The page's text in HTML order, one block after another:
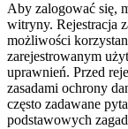
Aby zalogować się,
witryny. Rejestracja
możliwości
zarejestrowanym
uprawnień. Przed
zasadami ochrony
często zadawane
podstawowych